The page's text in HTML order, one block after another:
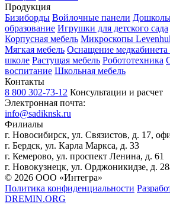
Продукция
Бизиборды Войлочные панели
образование Игрушки для детского сада
Корпусная мебель Микроскопы
Мягкая мебель Оснащение медкабинета
школе Растущая мебель Робототехника
воспитание Школьная мебель
Контакты
8 800 302-73-12 Консультации и расчет
Электронная почта:
info@sadiknsk.ru
Филиалы
г. Новосибирск, ул. Связистов, д. 17,
г. Бердск, ул. Карла Маркса, д. 33
г. Кемерово, ул. проспект Ленина, д. 61
г. Новокузнецк, ул. ​Орджоникидзе, д.
© 2026 ООО «Интегра»
Политика конфиденциальности
DREMIN.ORG